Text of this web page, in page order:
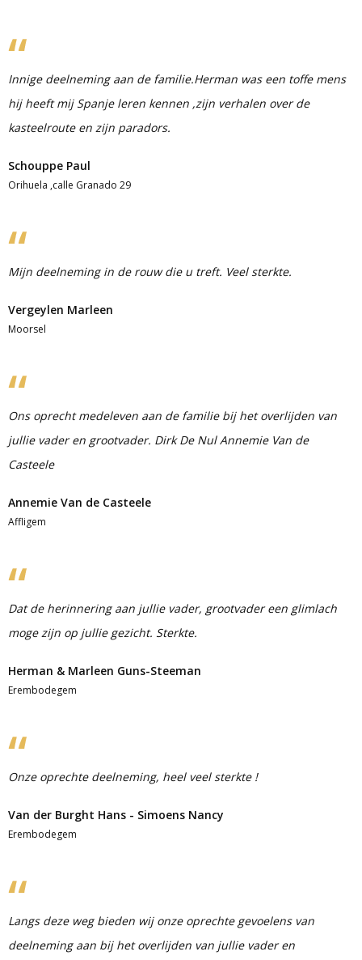
Innige deelneming aan de familie.Herman was een toffe mens
hij heeft mij Spanje leren kennen ,zijn verhalen over de
kasteelroute en zijn paradors.
Schouppe Paul
Orihuela ,calle Granado 29
Mijn deelneming in de rouw die u treft. Veel sterkte.
Vergeylen Marleen
Moorsel
Ons oprecht medeleven aan de familie bij het overlijden van
jullie vader en grootvader. Dirk De Nul Annemie Van de
Casteele
Annemie Van de Casteele
Affligem
Dat de herinnering aan jullie vader, grootvader een glimlach
moge zijn op jullie gezicht. Sterkte.
Herman & Marleen Guns-Steeman
Erembodegem
Onze oprechte deelneming, heel veel sterkte !
Van der Burght Hans - Simoens Nancy
Erembodegem
Langs deze weg bieden wij onze oprechte gevoelens van
deelneming aan bij het overlijden van jullie vader en